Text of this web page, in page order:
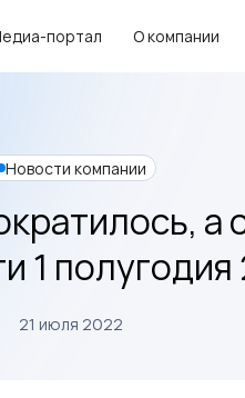
портал О компании
Новости компании
а
1
21 июля 2022